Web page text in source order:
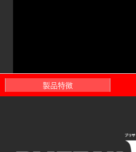
製品特徴